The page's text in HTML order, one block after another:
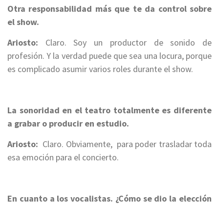
Otra responsabilidad más que te da control sobre
el show.
Ariosto: Claro. Soy un productor de sonido de
profesión. Y la verdad puede que sea una locura, porque
es complicado asumir varios roles durante el show.
La sonoridad en el teatro totalmente es diferente
a grabar o producir en estudio.
Ariosto: Claro. Obviamente, para poder trasladar toda
esa emoción para el concierto.
En cuanto a los vocalistas. ¿Cómo se dio la elección